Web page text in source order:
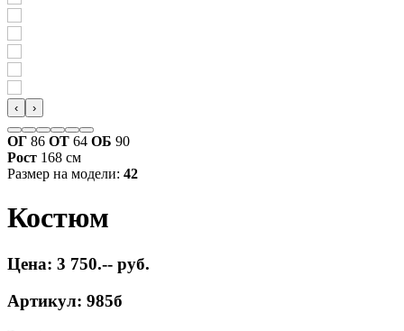
‹ ›
ОГ 86 ОТ 64 ОБ 90
Рост 168 см
Размер на модели: 42
Костюм
Цена: 3 750.-- руб.
Артикул: 985б